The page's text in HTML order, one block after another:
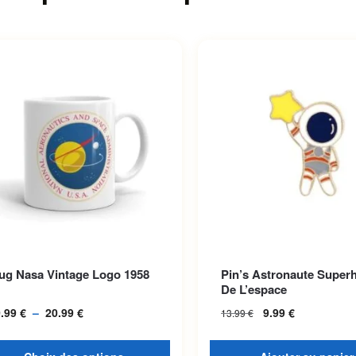
Nasa Vintage Logo 1958
€ – 20.99 €
options peuvent être choisies
Pin’s Astronaute
De L’espace
13.99€ 9.99 €